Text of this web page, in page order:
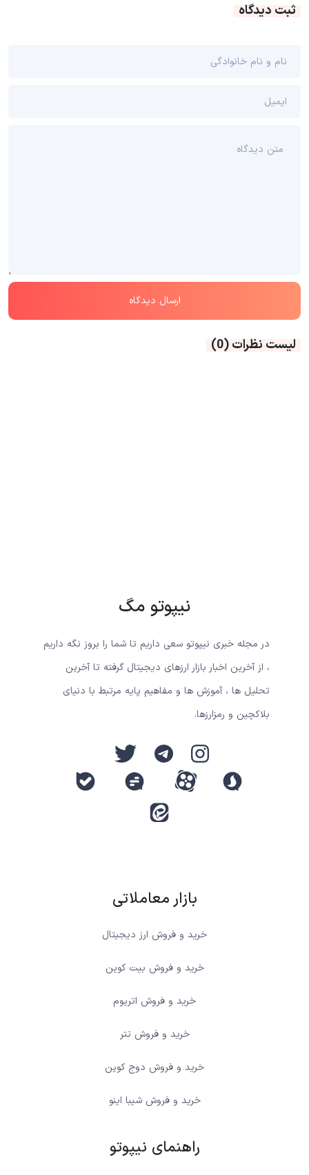
ثبت دیدگاه
لیست نظرات(0)
نیپوتو مگ
در مجله خبری نیپوتو سعی داریم تا شما را بروز نگه داریم
، از آخرین اخبار بازار ارزهای دیجیتال گرفته تا آخرین
تحلیل ها ، آموزش ها و مفاهیم پایه مرتبط با دنیای
بلاکچین و رمزارزها.
بازار معاملاتی
خرید و فروش ارز دیجیتال
خرید و فروش بیت کوین
خرید و فروش اتریوم
خرید و فروش تتر
خرید و فروش دوج کوین
خرید و فروش شیبا اینو
راهنمای نیپوتو